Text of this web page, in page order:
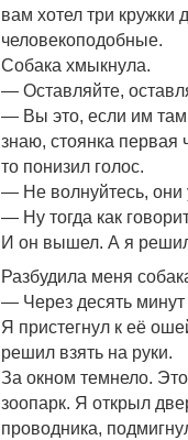
вам хотел три кружки
человекоподобные.
Собака хмыкнула.
— Оставляйте,
— Вы это, если им там
знаю, стоянка первая
то понизил голос.
— Не волнуйтесь, они
— Ну тогда как
И он вышел. А я решил
Разбудила меня
— Через десять
Я пристегнул к её
решил взять на руки.
За окном темнело.
зоопарк. Я открыл
проводника,